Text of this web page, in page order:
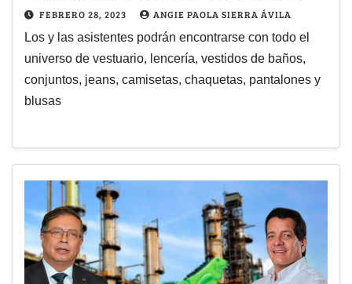
FEBRERO 28, 2023 ANGIE PAOLA SIERRA ÁVILA
Los y las asistentes podrán encontrarse con todo el
universo de vestuario, lencería, vestidos de baños,
conjuntos, jeans, camisetas, chaquetas, pantalones y
blusas